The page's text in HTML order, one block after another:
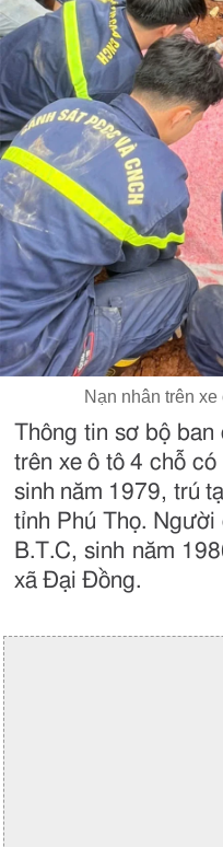
Nạn nhân trên
Thông tin sơ bộ ban
trên xe ô tô 4 chỗ
sinh năm 1979, trú
tỉnh Phú Thọ. Người
B.T.C, sinh năm
xã Đại Đồng.